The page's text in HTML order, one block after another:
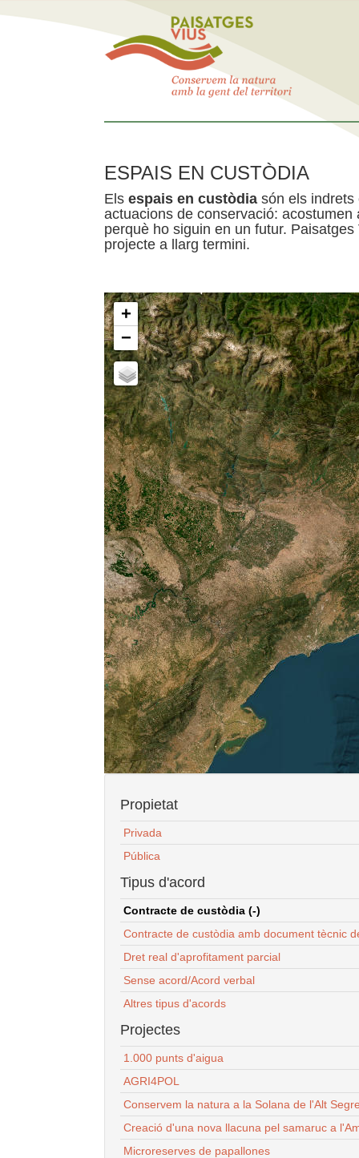
ESPAIS EN CUSTÒDIA
Els espais en custòdia són els indrets
actuacions de conservació:
perquè ho siguin en un futur.
projecte a llarg termini.
+
−
Propietat
Privada
Pública
Tipus d'acord
Contracte de custòdia (-)
Contracte de custòdia amb document tècnic
Dret real d'aprofitament parcial
Sense acord/Acord verbal
Altres tipus d'acords
Projectes
1.000 punts d'aigua
AGRI4POL
Conservem la natura a la Solana de l'Alt
Creació d'una nova llacuna pel samaruc a
Microreserves de papallones